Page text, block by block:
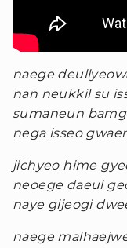
naege
nan neukkil su
sumaneun
nega isseo
jichyeo hime
neoege daeul
naye gijeogi
naege